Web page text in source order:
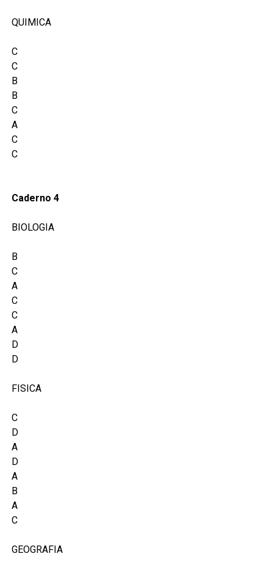
QUIMICA
C
C
B
B
C
A
C
C
Caderno 4
BIOLOGIA
B
C
A
C
C
A
D
D
FISICA
C
D
A
D
A
B
A
C
GEOGRAFIA